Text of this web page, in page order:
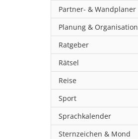
Partner- & Wandplaner
Planung & Organisation
Ratgeber
Rätsel
Reise
Sport
Sprachkalender
Sternzeichen & Mond